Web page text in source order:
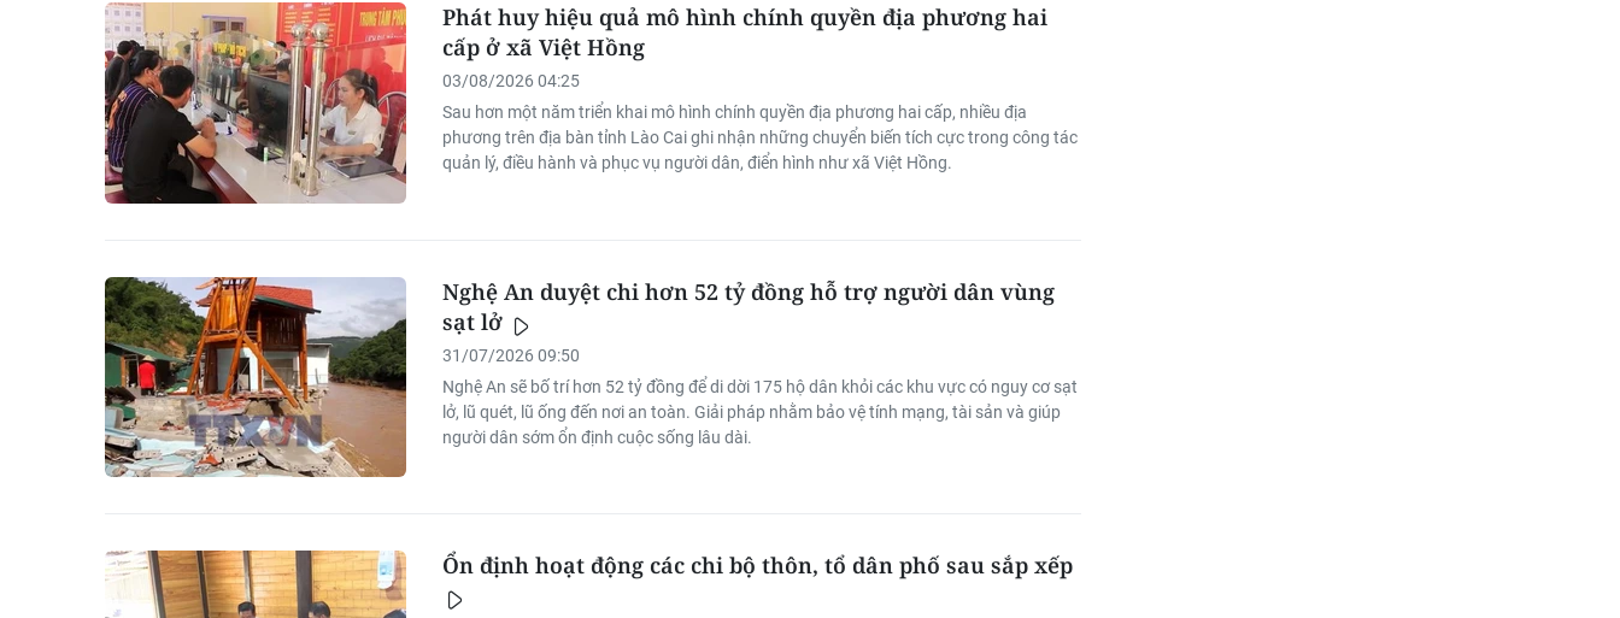
Phát huy hiệu quả mô hình chính quyền địa phương hai
cấp ở xã Việt Hồng
03/08/2026 04:25
Sau hơn một năm triển khai mô hình chính quyền địa phương hai cấp, nhiều địa
phương trên địa bàn tỉnh Lào Cai ghi nhận những chuyển biến tích cực trong công tác
quản lý, điều hành và phục vụ người dân, điển hình như xã Việt Hồng.
Nghệ An duyệt chi hơn 52 tỷ đồng hỗ trợ người dân vùng
sạt lở
31/07/2026 09:50
Nghệ An sẽ bố trí hơn 52 tỷ đồng để di dời 175 hộ dân khỏi các khu vực có nguy cơ sạt
lở, lũ quét, lũ ống đến nơi an toàn. Giải pháp nhằm bảo vệ tính mạng, tài sản và giúp
người dân sớm ổn định cuộc sống lâu dài.
Ổn định hoạt động các chi bộ thôn, tổ dân phố sau sắp xếp